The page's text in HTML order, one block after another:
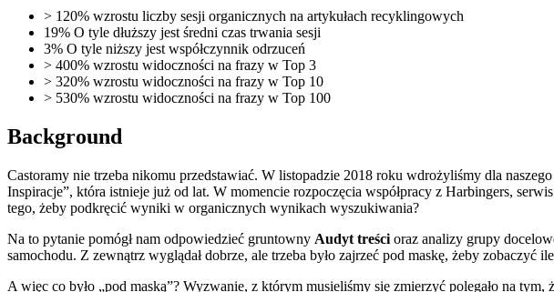
> 120% wzrostu liczby sesji organicznych na artykułach recyklingowych
19% O tyle dłuższy jest średni czas trwania sesji
3% O tyle niższy jest współczynnik odrzuceń
> 400% wzrostu widoczności na frazy w Top 3
> 320% wzrostu widoczności na frazy w Top 10
> 530% wzrostu widoczności na frazy w Top 100
Background
Castoramy nie trzeba nikomu przedstawiać. W listopadzie 2018 roku wdrożyliśmy dla
Inspiracje”, która istnieje już od lat. W momencie rozpoczęcia współpracy z Harbingers,
tego, żeby podkręcić wyniki w organicznych wynikach wyszukiwania?
Na to pytanie pomógł nam odpowiedzieć gruntowny Audyt treści oraz analizy grupy
samochodu. Z zewnątrz wyglądał dobrze, ale trzeba było zajrzeć pod maskę, żeby
A więc co było „pod maską”? Wyzwanie, z którym musieliśmy się zmierzyć polegało na